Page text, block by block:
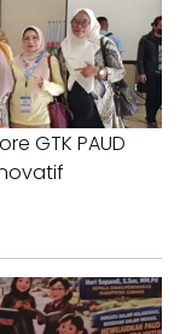
GTK PAUD